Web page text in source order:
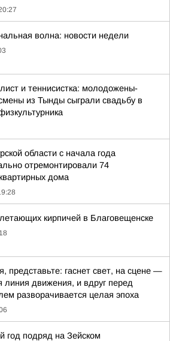
волна: новости недели
и теннисистка: молодожены-
из Тынды сыграли свадьбу в
области с начала года
отремонтировали 74
дома
кирпичей в Благовещенске
представьте: гаснет свет, на сцене —
линия движения, и вдруг перед
разворачивается целая эпоха
год подряд на Зейском